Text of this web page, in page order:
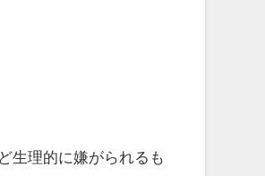
生理的に嫌がられるも